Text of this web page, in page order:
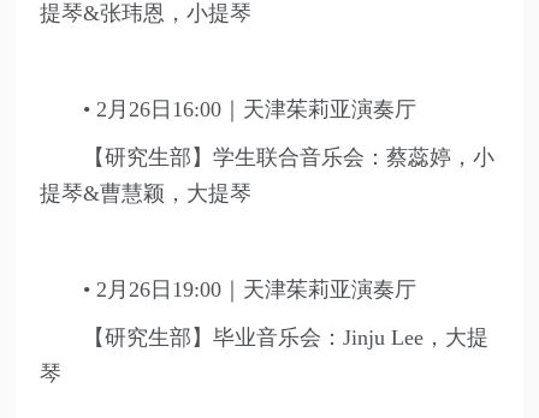
提琴&张玮恩，小提琴
• 2月26日16:00｜天津茱莉亚演奏厅
【研究生部】学生联合音乐会：蔡蕊婷，小
提琴&曹慧颖，大提琴
• 2月26日19:00｜天津茱莉亚演奏厅
【研究生部】毕业音乐会：Jinju Lee，大提
琴